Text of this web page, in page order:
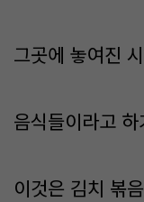
그곳에 놓여진
음식들이라고
이것은 김치 볶